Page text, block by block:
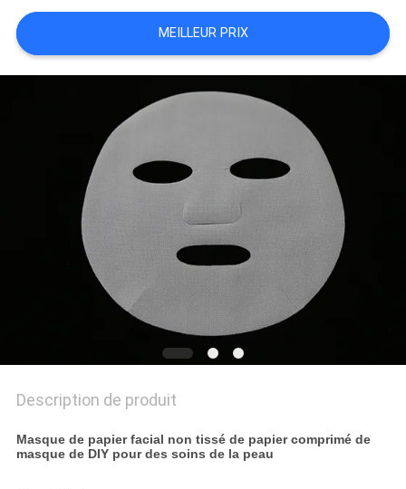
UNE
CITATION
NOUVELLES
MEILLEUR PRIX
Description de produit
Masque de papier facial non tissé de papier comprimé de
masque de DIY pour des soins de la peau